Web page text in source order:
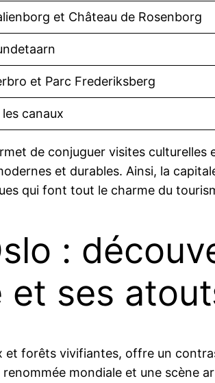
et Château de Rosenborg
et Parc Frederiksberg
canaux
de conjuguer visites
et durables. Ainsi, la
qui font tout le charme du
:
et ses
et forêts vivifiantes, offre un
renommée mondiale et une